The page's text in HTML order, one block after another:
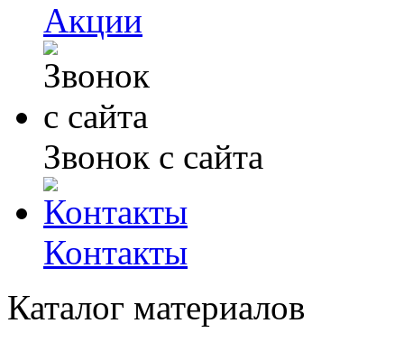
Акции
Звонок с сайта
Контакты
Каталог материалов